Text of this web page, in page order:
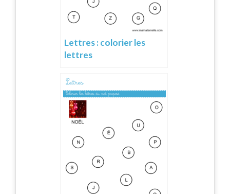
Lettres : colorier les
lettres